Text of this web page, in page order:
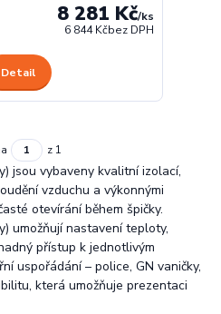
8 281 Kč/ks
6 844 Kčbez DPH
Detail
z 1
jsou vybaveny kvalitní izolací,
vzduchu a výkonnými
otevírání během špičky.
umožňují nastavení teploty,
přístup k jednotlivým
uspořádání – police, GN vaničky,
která umožňuje prezentaci